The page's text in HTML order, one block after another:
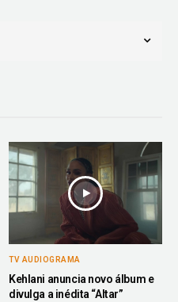
TV AUDIOGRAMA
Kehlani anuncia novo álbum e
divulga a inédita “Altar”